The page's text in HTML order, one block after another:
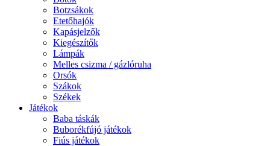
Botzsákok
Etetőhajók
Kapásjelzők
Kiegészítők
Lámpák
Melles csizma / gázlóruha
Orsók
Szákok
Székek
Játékok
Baba táskák
Buborékfújó játékok
Fiús játékok